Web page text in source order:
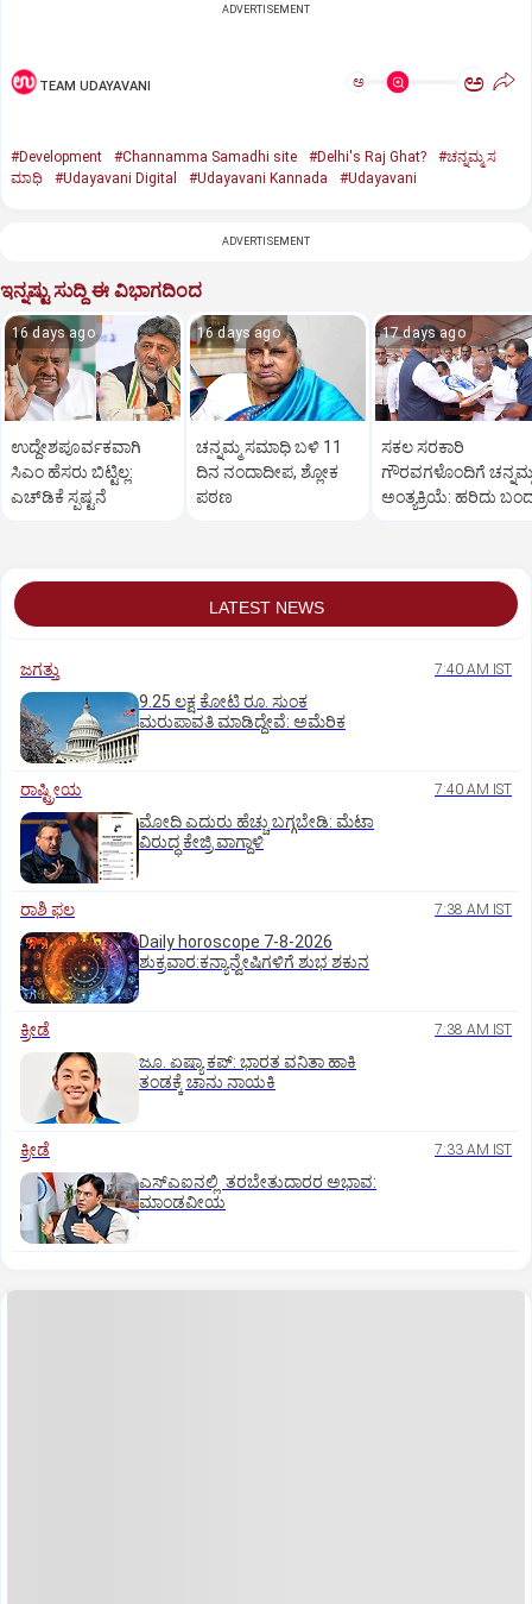
ADVERTISEMENT
TEAM UDAYAVANI ಅ ಅ
#Development #Channamma Samadhi site #Delhi's Raj Ghat?
#ಚನ್ನಮ್ಮ ಸ
ಮಾಧಿ
#Udayavani Digital #Udayavani Kannada #Udayavani
ADVERTISEMENT
ಇನ್ನಷ್ಟು ಸುದ್ದಿ ಈ ವಿಭಾಗದಿಂದ
16 days ago
ಉದ್ದೇಶಪೂರ್ವಕವಾಗಿ
ಸಿಎಂ ಹೆಸರು ಬಿಟ್ಟಿಲ್ಲ:
ಎಚ್‌ಡಿಕೆ ಸ್ಪಷ್ಟನೆ
16 days ago
ಚನ್ನಮ್ಮ ಸಮಾಧಿ ಬಳಿ 11
ದಿನ ನಂದಾದೀಪ, ಶ್ಲೋಕ
17 days ago
ಸಕಲ ಸರಕಾರಿ
ಗೌರವಗಳೊಂದಿಗೆ
ಅಂತ್ಯಕ್ರಿಯೆ: ಹರಿದು
LATEST NEWS
ಜಗತ್ತು 7:40 AM IST
9.25 ಲಕ್ಷ ಕೋಟಿ ರೂ. ಸುಂಕ
ಮರುಪಾವತಿ ಮಾಡಿದ್ದೇವೆ: ಅಮೆರಿಕ
ರಾಷ್ಟ್ರೀಯ 7:40 AM IST
ಮೋದಿ ಎದುರು ಹೆಚ್ಚು ಬಗ್ಗಬೇಡಿ: ಮೆಟಾ
ವಿರುದ್ಧ ಕೇಜ್ರಿ ವಾಗ್ದಾಳಿ
ರಾಶಿ ಫಲ 7:38 AM IST
Daily horoscope 7-8-2026
ಶುಕ್ರವಾರ:ಕನ್ಯಾನ್ವೇಷಿಗಳಿಗೆ ಶುಭ ಶಕುನ
ಕ್ರೀಡೆ 7:38 AM IST
ಜೂ. ಏಷ್ಯಾ ಕಪ್‌: ಭಾರತ ವನಿತಾ ಹಾಕಿ
ತಂಡಕ್ಕೆ ಚಾನು ನಾಯಕಿ
ಕ್ರೀಡೆ 7:33 AM IST
ಎಸ್‌ಎಐನಲ್ಲಿ ತರಬೇತುದಾರರ ಅಭಾವ:
ಮಾಂಡವೀಯ